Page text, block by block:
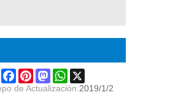
ShareFacebookPinterestMastodonWhatsApp
de Actualización:2019/1/2